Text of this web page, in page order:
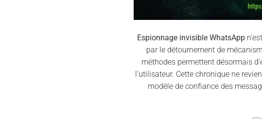
Espionnage invisible WhatsApp
par le détournement de
méthodes permettent désormais
l’utilisateur. Cette chronique ne
modèle de confiance des